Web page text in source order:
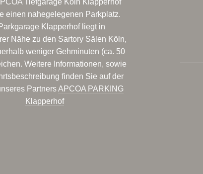
Tiefgarage Köln Klapperhof
einen nahegelegenen Parkplatz.
Klapperhof liegt in
Nähe zu den Sartory Sälen Köln,
weniger Gehminuten (ca. 50
Weitere Informationen, sowie
finden Sie auf der
PartnersAPCOA PARKING
Klapperhof